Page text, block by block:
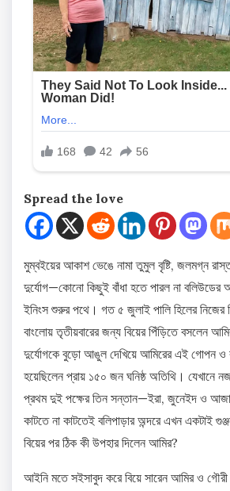
Spread the love
মুম্বইয়ের আকাশ ভেঙে নামা তুমুল বৃষ্টি, জলমগ্ন
দুর্যোগ—কোনো কিছুই বাঁধা হতে পারল না বলিউডের
ইনিংস শুরুর পথে। গত ৫ জুলাই পালি হিলের নিজের
বাংলোয় তৃতীয়বারের জন্য বিয়ের পিঁড়িতে বসলেন
দুর্যোগকে বুড়ো আঙুল দেখিয়ে আমিরের এই গোপন ও
হয়েছিলেন প্রায় ১৫০ জন ঘনিষ্ঠ অতিথি। যেখানে
প্রথম দুই পক্ষের তিন সন্তান—ইরা, জুনেইদ ও
কাটতে না কাটতেই বলিপাড়ার অন্দরে এখন একটাই
বিয়ের পর ঠিক কী উপহার দিলেন আমির?
আইনি মতে সইসাবুদ করে বিয়ে সারেন আমির ও